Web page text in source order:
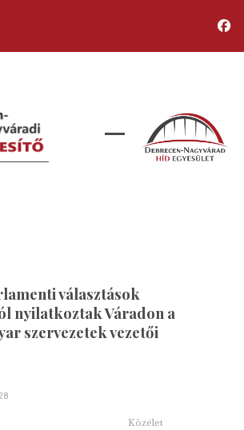
választások
nyilatkoztak Váradon a
szervezetek vezetői
Közélet